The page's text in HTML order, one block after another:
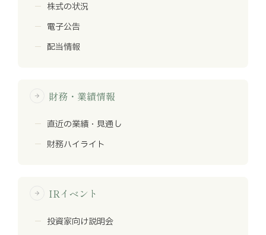
株式の状況
電子公告
配当情報
arrow_forward 財務・業績情報
直近の業績・見通し
財務ハイライト
arrow_forward IRイベント
投資家向け説明会